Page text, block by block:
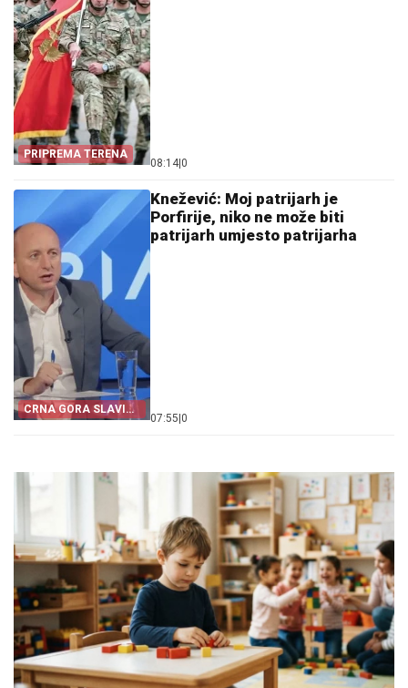
PRIPREMA TERENA
08:14 0
CRNA GORA SLAVI
„OLUJU“
Knežević: Moj patrijarh je
Porfirije, niko ne može biti
patrijarh umjesto patrijarha
07:55 0